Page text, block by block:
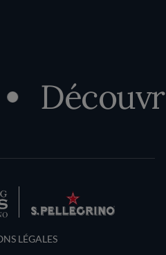
Conditions
LÉGALES